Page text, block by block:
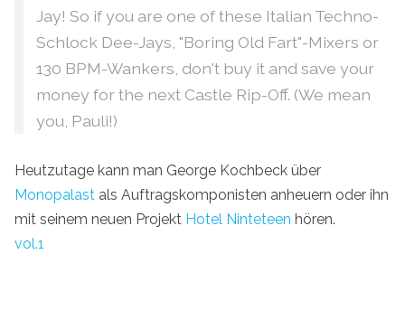
Jay! So if you are one of these Italian Techno-
Schlock Dee-Jays, "Boring Old Fart"-Mixers or
130 BPM-Wankers, don't buy it and save your
money for the next Castle Rip-Off. (We mean
you, Pauli!)
Heutzutage kann man George Kochbeck über
Monopalast als Auftragskomponisten anheuern oder ihn
mit seinem neuen Projekt Hotel Ninteteen hören.
vol.1